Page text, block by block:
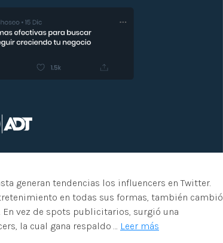
generan tendencias los influencers en Twitter.
en todas sus formas, también cambió
En vez de spots publicitarios, surgió una
la cual gana respaldo … Leer más